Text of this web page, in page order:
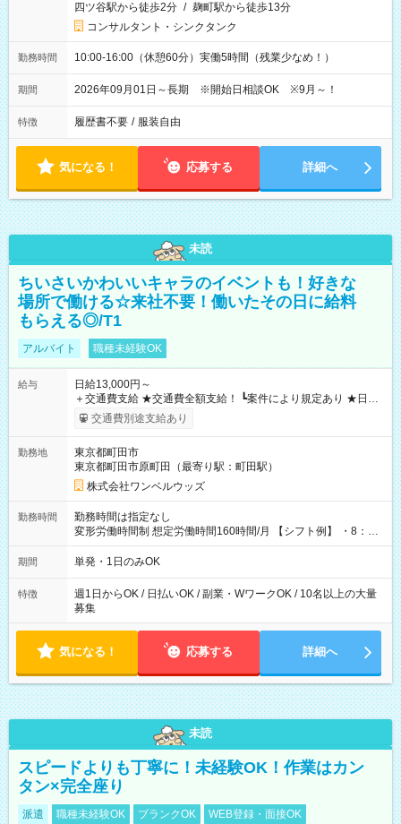
四ツ谷駅から徒歩2分 / 麹町駅から徒歩13分
コンサルタント・シンクタンク
勤務時間 10:00-16:00（休憩60分）実働5時間（残業少なめ！）
期間 2026年09月01日～長期 ※開始日相談OK ※9月～！
特徴 履歴書不要 / 服装自由
気になる！ 応募する 詳細へ
未読
ちいさいかわいいキャラのイベントも！好きな
場所で働ける☆来社不要！働いたその日に給料
もらえる◎/T1
アルバイト 職種未経験OK
給与
日給13,000円～
＋交通費支給 ★交通費全額支給！ ┗案件により規定あり ★日払
いOK！（規定あり） ┗働いたその日に現金GET♪ お仕事後はコ
ンビニATMから 日払い分を引き落とせます！ 【試用期間】試
交通費別途支給あり
勤務地
東京都町田市
東京都町田市原町田（最寄り駅：町田駅）
株式会社ワンベルウッズ
勤務時間
勤務時間は指定なし
変形労働時間制 想定労働時間160時間/月 【シフト例】 ・8：00
～21：00
期間 単発・1日のみOK
特徴
週1日からOK / 日払いOK / 副業・WワークOK / 10名以上の大量
募集
気になる！ 応募する 詳細へ
未読
スピードよりも丁寧に！未経験OK！作業はカン
タン×完全座り
派遣 職種未経験OK ブランクOK WEB登録・面接OK